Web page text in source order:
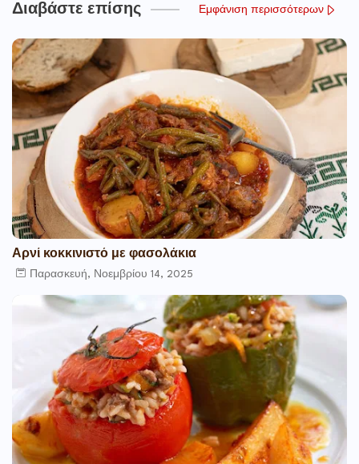
Διαβάστε επίσης Εμφάνιση περισσότερων
Αρνί κοκκινιστό με φασολάκια
Παρασκευή, Νοεμβρίου 14, 2025